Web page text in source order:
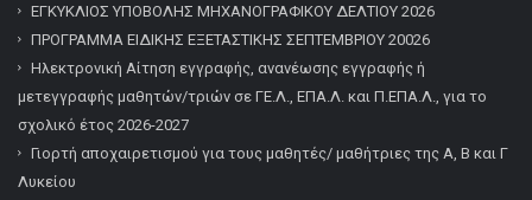
ΕΓΚΥΚΛΙΟΣ ΥΠΟΒΟΛΗΣ ΜΗΧΑΝΟΓΡΑΦΙΚΟΥ ΔΕΛΤΙΟΥ 2026
ΠΡΟΓΡΑΜΜΑ ΕΙΔΙΚΗΣ ΕΞΕΤΑΣΤΙΚΗΣ ΣΕΠΤΕΜΒΡΙΟΥ 20026
Ηλεκτρονική Αίτηση εγγραφής, ανανέωσης εγγραφής ή
μετεγγραφής μαθητών/τριών σε ΓΕ.Λ., ΕΠΑ.Λ. και Π.ΕΠΑ.Λ., για το
σχολικό έτος 2026-2027
Γιορτή αποχαιρετισμού για τους μαθητές/ μαθήτριες της Α, Β και Γ
Λυκείου